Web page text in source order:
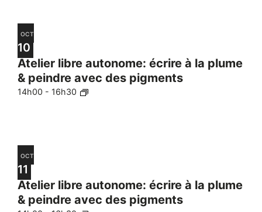
OCT
10
Atelier libre autonome: écrire à la plume
& peindre avec des pigments
14h00 - 16h30
OCT
11
Atelier libre autonome: écrire à la plume
& peindre avec des pigments